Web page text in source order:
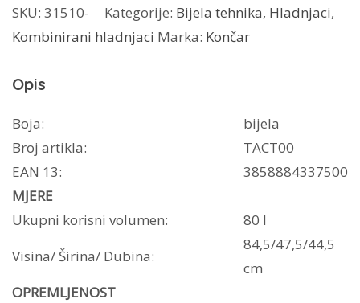
količina
SKU: 31510- Kategorije: Bijela tehnika, Hladnjaci,
Kombinirani hladnjaci Marka: Končar
Opis
Boja:
bijela
Broj artikla:
TACT00
EAN 13:
3858884337500
MJERE
Ukupni korisni volumen:
80 l
Visina/ Širina/ Dubina:
84,5/47,5/44,5
cm
OPREMLJENOST